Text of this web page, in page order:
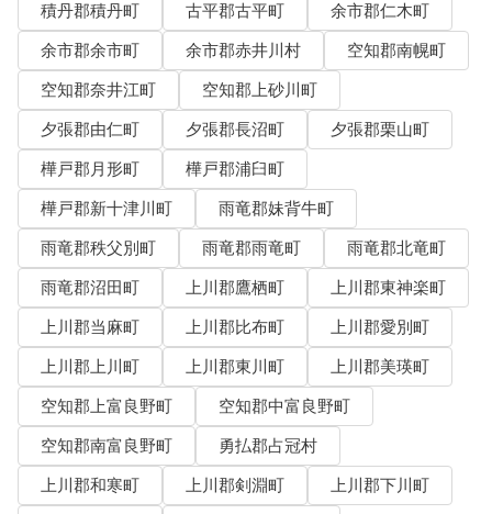
積丹郡積丹町
古平郡古平町
余市郡仁木町
余市郡余市町
余市郡赤井川村
空知郡南幌町
空知郡奈井江町
空知郡上砂川町
夕張郡由仁町
夕張郡長沼町
夕張郡栗山町
樺戸郡月形町
樺戸郡浦臼町
樺戸郡新十津川町
雨竜郡妹背牛町
雨竜郡秩父別町
雨竜郡雨竜町
雨竜郡北竜町
雨竜郡沼田町
上川郡鷹栖町
上川郡東神楽町
上川郡当麻町
上川郡比布町
上川郡愛別町
上川郡上川町
上川郡東川町
上川郡美瑛町
空知郡上富良野町
空知郡中富良野町
空知郡南富良野町
勇払郡占冠村
上川郡和寒町
上川郡剣淵町
上川郡下川町